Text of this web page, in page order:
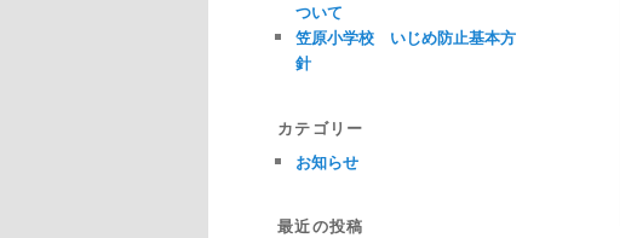
ついて
笠原小学校 いじめ防止基本方
針
カテゴリー
お知らせ
最近の投稿